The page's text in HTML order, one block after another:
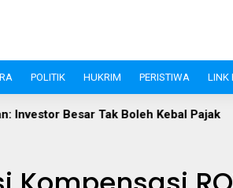
POLITIK HUKRIM PERISTIWA LINK
Boleh Kebal Pajak Investasi